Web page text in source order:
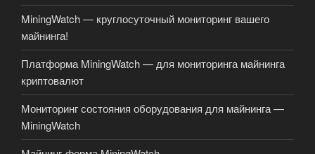
MiningWatch — круглосуточный мониторинг вашего
майнинга!
Платформа MiningWatch — для мониторинга майнинга
криптовалют
Мониторинг состояния оборудования для майнинга —
MiningWatch